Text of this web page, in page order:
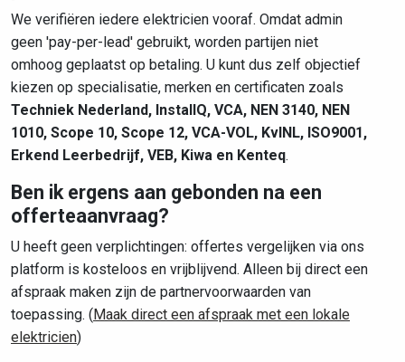
We verifiëren iedere elektricien vooraf. Omdat admin
geen 'pay-per-lead' gebruikt, worden partijen niet
omhoog geplaatst op betaling. U kunt dus zelf objectief
kiezen op specialisatie, merken en certificaten zoals
Techniek Nederland, InstallQ, VCA, NEN 3140, NEN
1010, Scope 10, Scope 12, VCA-VOL, KvINL, ISO9001,
Erkend Leerbedrijf, VEB, Kiwa en Kenteq.
Ben ik ergens aan gebonden na een
offerteaanvraag?
U heeft geen verplichtingen: offertes vergelijken via ons
platform is kosteloos en vrijblijvend. Alleen bij direct een
afspraak maken zijn de partnervoorwaarden van
toepassing. (Maak direct een afspraak met een lokale
elektricien)